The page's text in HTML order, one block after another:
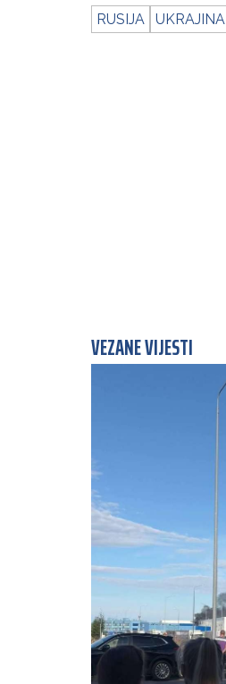
RUSIJA UKRAJINA
VEZANE VIJESTI